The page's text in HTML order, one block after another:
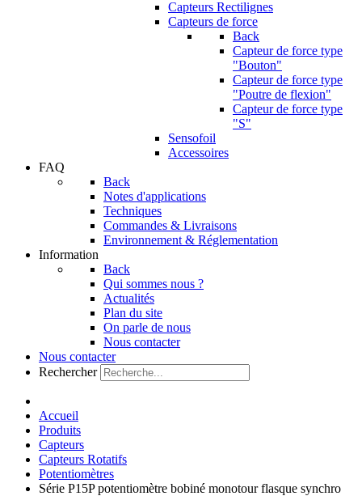
Capteurs Rectilignes
Capteurs de force
Back
Capteur de force type
"Bouton"
Capteur de force type
"Poutre de flexion"
Capteur de force type
"S"
Sensofoil
Accessoires
FAQ
Back
Notes d'applications
Techniques
Commandes & Livraisons
Environnement & Réglementation
Information
Back
Qui sommes nous ?
Actualités
Plan du site
On parle de nous
Nous contacter
Nous contacter
Rechercher
Accueil
Produits
Capteurs
Capteurs Rotatifs
Potentiomètres
Série P15P potentiomètre bobiné monotour flasque synchro